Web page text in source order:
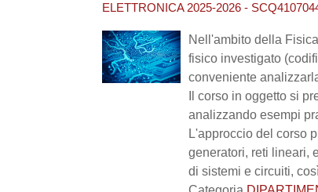
ELETTRONICA 2025-2026 -
Nell'ambito della
fisico investigato
conveniente
Il corso in oggetto si
analizzando esempi
L'approccio del corso
generatori, reti lineari,
di sistemi e circuiti,